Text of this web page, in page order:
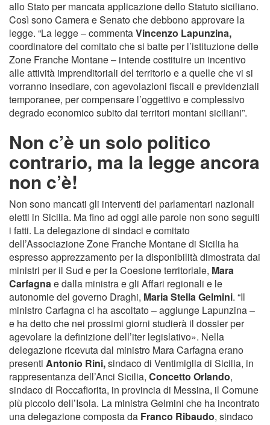
allo Stato per mancata applicazione dello Statuto siciliano.
Così sono Camera e Senato che debbono approvare la
legge. “La legge – commentaVincenzo Lapunzina,
coordinatore del comitato che si batte per l’istituzione delle
Zone Franche Montane – intende costituire un incentivo
alle attività imprenditoriali del territorio e a quelle che vi si
vorranno insediare, con agevolazioni fiscali e previdenziali
temporanee, per compensare l’oggettivo e complessivo
degrado economico subito dai territori montani siciliani”.
Non c’è un solo politico
contrario, ma la legge ancora
non c’è!
Non sono mancati gli interventi dei parlamentari nazionali
eletti in Sicilia. Ma fino ad oggi alle parole non sono seguiti
i fatti. La delegazione di sindaci e comitato
dell’Associazione Zone Franche Montane di Sicilia ha
espresso apprezzamento per la disponibilità dimostrata dai
ministri per il Sud e per la Coesione territoriale, Mara
Carfagnae dalla ministra e gli Affari regionali e le
autonomie del governo Draghi, Maria Stella Gelmini. “Il
ministro Carfagna ci ha ascoltato – aggiunge Lapunzina –
e ha detto che nei prossimi giorni studierà il dossier per
agevolare la definizione dell’iter legislativo». Nella
delegazione ricevuta dal ministro Mara Carfagna erano
presenti Antonio Rini,sindaco di Ventimiglia di Sicilia, in
rappresentanza dell’Anci Sicilia, Concetto Orlando,
sindaco di Roccafiorita, in provincia di Messina, il Comune
più piccolo dell’Isola. La ministra Gelmini che ha incontrato
una delegazione composta da Franco Ribaudo, sindaco